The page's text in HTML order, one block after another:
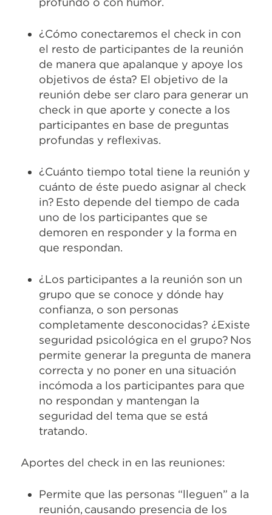
¿Cómo conectaremos el check in con
el resto de participantes de la reunión
de manera que apalanque y apoye los
objetivos de ésta? El objetivo de la
reunión debe ser claro para generar un
check in que aporte y conecte a los
participantes en base de preguntas
profundas y reflexivas.
¿Cuánto tiempo total tiene la reunión y
cuánto de éste puedo asignar al check
in? Esto depende del tiempo de cada
uno de los participantes que se
demoren en responder y la forma en
que respondan.
¿Los participantes a la reunión son un
grupo que se conoce y dónde hay
confianza, o son personas
completamente desconocidas? ¿Existe
seguridad psicológica en el grupo? Nos
permite generar la pregunta de manera
correcta y no poner en una situación
incómoda a los participantes para que
no respondan y mantengan la
seguridad del tema que se está
tratando.
Aportes del check in en las reuniones:
Permite que las personas “lleguen” a la
reunión, causando presencia de los